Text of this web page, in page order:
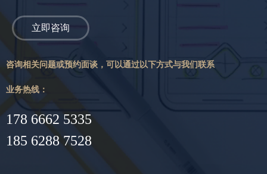
立即咨询
咨询相关问题或预约面谈，可以通过以下方式与我们联系
业务热线：
178 6662 5335
185 6288 7528